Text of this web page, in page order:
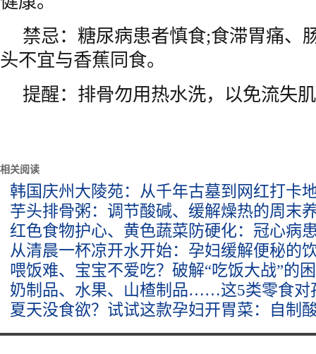
禁忌：糖尿病患者慎食;食滞胃痛、
头不宜与香蕉同食。
提醒：排骨勿用热水洗，以免流失
相关阅读
韩国庆州大陵苑：从千年古墓到网红打卡
芋头排骨粥：调节酸碱、缓解燥热的周末
红色食物护心、黄色蔬菜防硬化：冠心病
从清晨一杯凉开水开始：孕妇缓解便秘的
喂饭难、宝宝不爱吃？破解“吃饭大战”的
奶制品、水果、山楂制品……这5类零食对
夏天没食欲？试试这款孕妇开胃菜：自制